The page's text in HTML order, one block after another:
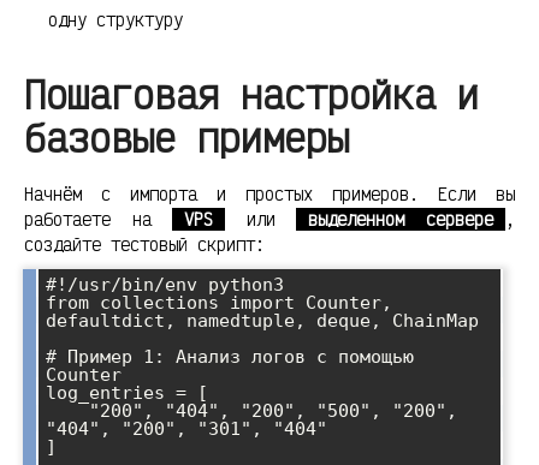
одну структуру
Пошаговая настройка и
базовые примеры
Начнём с импорта и простых примеров. Если вы
работаете на
VPS или выделенном сервере
,
создайте тестовый скрипт:
#!/usr/bin/env python3
from collections import Counter,
defaultdict, namedtuple, deque, ChainMap
# Пример 1: Анализ логов с помощью
Counter
log_entries = [
    "200", "404", "200", "500", "200",
"404", "200", "301", "404"
]